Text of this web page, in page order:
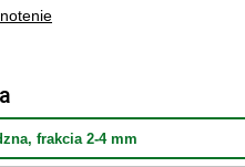
frakcia 2-4 mm